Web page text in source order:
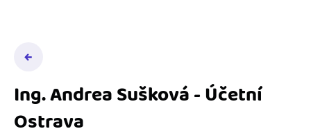
Správa kontaktů
Hlídání cashflow
Spolupráce s účetní
Nápověda
Šablony faktur
Ing. Andrea Sušková - Účetní
Ostrava